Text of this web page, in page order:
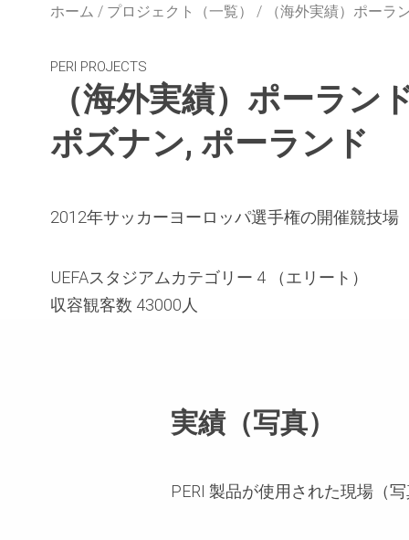
ホーム プロジェクト（一覧） （海外実績）ポーラ
PERI PROJECTS
（海外実績）ポーラン
ポズナン, ポーランド
2012年サッカーヨーロッパ選手権の開催競技場
UEFAスタジアムカテゴリー 4 （エリート）
収容観客数 43000人
実績（写真）
PERI 製品が使用された現場（